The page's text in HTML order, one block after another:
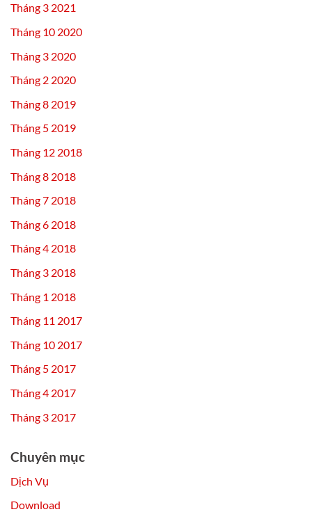
Tháng 3 2021
Tháng 10 2020
Tháng 3 2020
Tháng 2 2020
Tháng 8 2019
Tháng 5 2019
Tháng 12 2018
Tháng 8 2018
Tháng 7 2018
Tháng 6 2018
Tháng 4 2018
Tháng 3 2018
Tháng 1 2018
Tháng 11 2017
Tháng 10 2017
Tháng 5 2017
Tháng 4 2017
Tháng 3 2017
Chuyên mục
Dịch Vụ
Download